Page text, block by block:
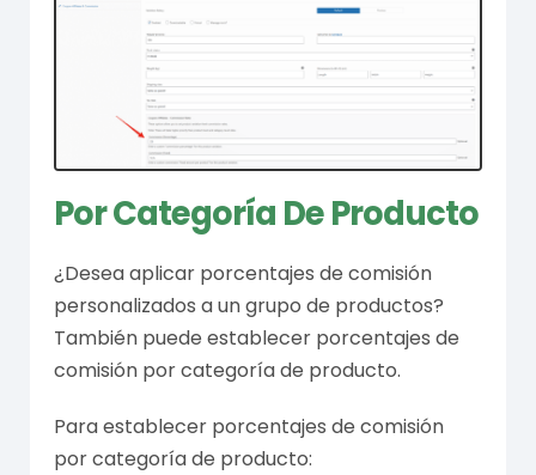
Por Categoría De Producto
¿Desea aplicar porcentajes de comisión
personalizados a un grupo de productos?
También puede establecer porcentajes de
comisión por categoría de producto.
Para establecer porcentajes de comisión
por categoría de producto: